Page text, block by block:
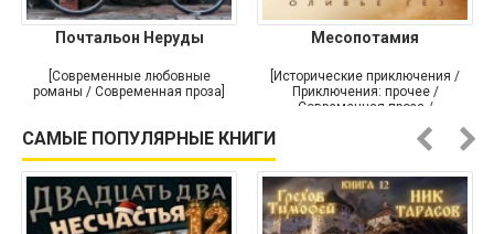
Почтальон Неруды
[Современные любовные
романы / Современная проза]
Месопотамия
[Исторические приключения /
Приключения: прочее /
Современная проза /
САМЫЕ ПОПУЛЯРНЫЕ КНИГИ